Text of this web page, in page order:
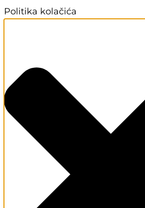
Politika kolačića